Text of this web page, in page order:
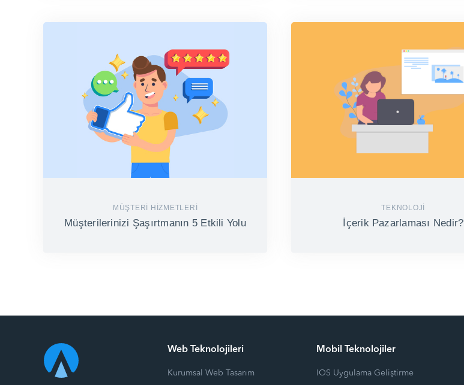
MÜŞTERI HIZMETLERI
Müşterilerinizi Şaşırtmanın 5 Etkili Yolu
TEKNOLOJI
İçerik Pazarlaması Nedir?
Web Teknolojileri
Kurumsal Web Tasarım
Mobil Teknolojiler
IOS Uygulama Geliştirme